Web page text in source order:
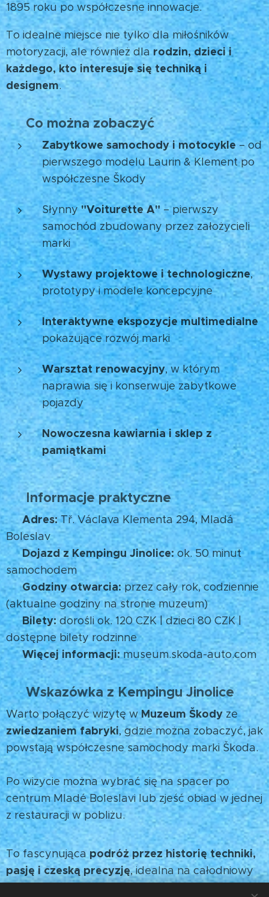
1895 roku po współczesne innowacje. 🚙
To idealne miejsce nie tylko dla miłośników
motoryzacji, ale również dlarodzin, dzieci i
każdego, kto interesuje się techniką i
designem.
🚘Co można zobaczyć
Zabytkowe samochody i motocykle – od
pierwszego modelu Laurin & Klement po
współczesne Škody
Słynny "Voiturette A" – pierwszy
samochód zbudowany przez założycieli
marki
Wystawy projektowe i technologiczne,
prototypy i modele koncepcyjne
Interaktywne ekspozycje multimedialne
pokazujące rozwój marki
Warsztat renowacyjny, w którym
naprawia się i konserwuje zabytkowe
pojazdy
Nowoczesna kawiarnia i sklep z
pamiątkami
🧭Informacje praktyczne
📍Adres:Tř. Václava Klementa 294, Mladá
Boleslav
🚗Dojazd z Kempingu Jinolice:ok. 50 minut
samochodem
🕒Godziny otwarcia:przez cały rok, codziennie
(aktualne godziny na stronie muzeum)
🎟️Bilety: dorośli ok. 120 CZK | dzieci 80 CZK |
dostępne bilety rodzinne
🌐Więcej informacji:museum.skoda-auto.com
💡Wskazówka z Kempingu Jinolice
Warto połączyć wizytę wMuzeum Škodyze
zwiedzaniem fabryki, gdzie można zobaczyć, jak
powstają współczesne samochody marki Škoda.
🏭
Po wizycie można wybrać się na spacer po
centrum Mladé Boleslavi lub zjeść obiad w jednej
z restauracji w pobliżu.
To fascynująca podróż przez historię techniki,
pasję i czeską precyzję, idealna na całodniowy